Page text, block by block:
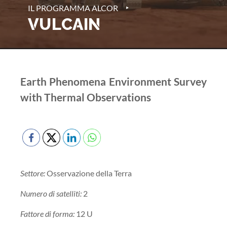
IL PROGRAMMA ALCOR ‣
VULCAIN
Earth Phenomena Environment Survey
with Thermal Observations
Settore:Osservazione della Terra
Numero di satelliti: 2
Fattore di forma: 12 U